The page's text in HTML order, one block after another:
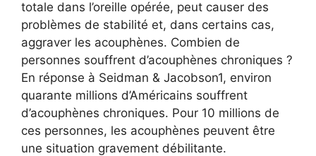
totale dans l’oreille opérée, peut causer des
problèmes de stabilité et, dans certains cas,
aggraver les acouphènes. Combien de
personnes souffrent d’acouphènes chroniques ?
En réponse à Seidman & Jacobson1, environ
quarante millions d’Américains souffrent
d’acouphènes chroniques. Pour 10 millions de
ces personnes, les acouphènes peuvent être
une situation gravement débilitante.